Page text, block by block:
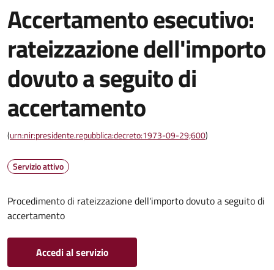
Accertamento esecutivo:
rateizzazione dell'importo
dovuto a seguito di
accertamento
(urn:nir:presidente.repubblica:decreto:1973-09-29;600)
Servizio attivo
Procedimento di rateizzazione dell'importo dovuto a seguito di
accertamento
Accedi al servizio